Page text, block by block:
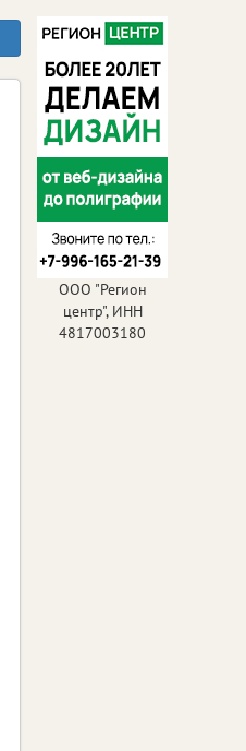
ООО "Регион
центр", ИНН
4817003180